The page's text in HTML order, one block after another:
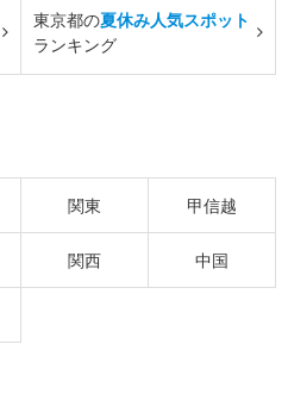
東京都の夏休み人気スポット
ランキング
関東 甲信越
関西 中国